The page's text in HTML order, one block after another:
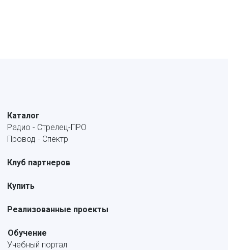
Каталог
Радио - Стрелец-ПРО
Провод - Спектр
Клуб партнеров
Купить
Реализованные проекты
Обучение
Учебный портал